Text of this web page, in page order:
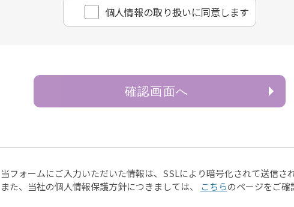
合を除き、お客様の個人情報を第三者に提供することはございま
合
又は財産の保護のために必要がある場合であって、ご本人様
又は児童の健全な育成の推進のために特に必要がある場合で
個⼈情報の取り扱いに同意します
確認画面へ
当フォームにご入力いただいた情報は、SSLにより暗号化されて送信さ
また、当社の個人情報保護方針につきましては、
こちらのページをご